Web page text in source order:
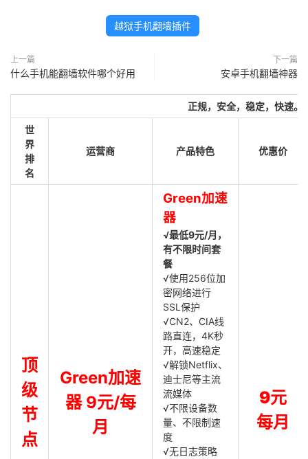
越狱手机翻墙插件
上一篇
什么手机能翻墙软件哪个好用
下一篇
安卓手机翻墙神器
正规，安全，稳定，快速。
世
界
排
名
运营商 产品特色 优惠价
顶
级
节
点
Green加速
器 9元/每
月
Green加速
器
√最低9元/月，
有不限时间套
餐
√使用256位加
密网络进行
SSL保护
√CN2、CIA线
路直连，4K秒
开，高速稳定
√解锁Netflix、
迪士尼等主流
流媒体
√不限设备数
量、不限制速
度
√无日志策略
9元
每月